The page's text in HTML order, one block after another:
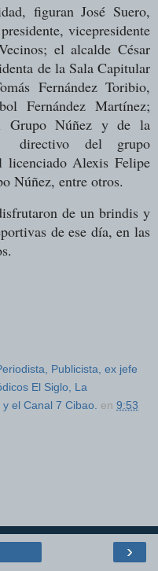
figuran José Suero,
vicepresidente
el alcalde César
de la Sala Capitular
Fernández Toribio,
Fernández Martínez;
Grupo Núñez y de la
directivo del grupo
licenciado Alexis Felipe
Núñez, entre otros.
de un brindis y
de ese día, en las
Publicista, ex jefe
El Siglo, La
el Canal 7 Cibao. en 9:53
›